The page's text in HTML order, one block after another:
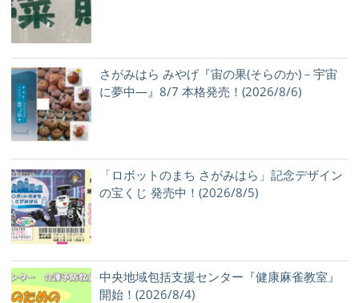
さがみはら みやげ『宙の果(そらのか)－宇宙
に夢中―』8/7 本格発売！(2026/8/6)
「ロボットのまち さがみはら」記念デザイン
の宝くじ 発売中！(2026/8/5)
中央地域包括支援センター『健康麻雀教室』
開始！(2026/8/4)